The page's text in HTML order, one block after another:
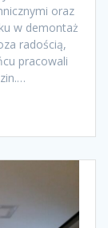
oraz
w demontaż
radością,
pracowali